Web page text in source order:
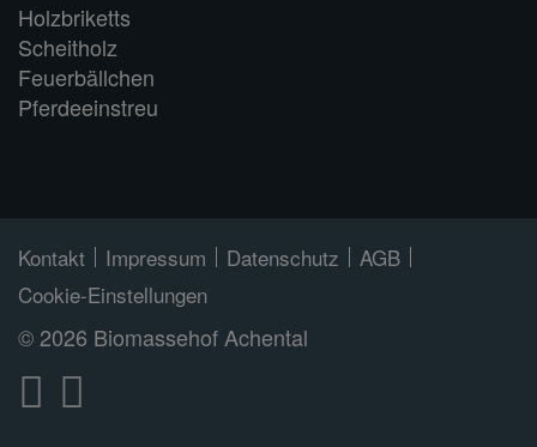
Holzbriketts
Scheitholz
Feuerbällchen
Pferdeeinstreu
Kontakt Impressum Datenschutz
AGB
Cookie-Einstellungen
© 2026 Biomassehof Achental